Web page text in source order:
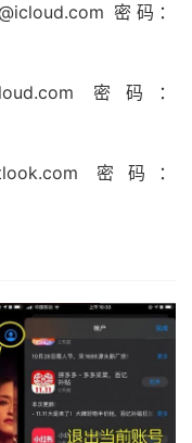
密码：
密码：
密码：